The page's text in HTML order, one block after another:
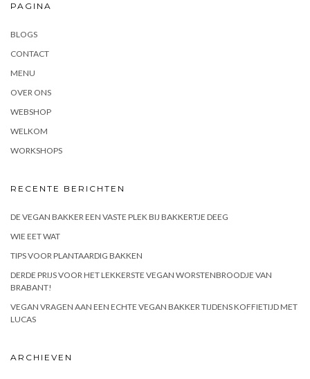
PAGINA
BLOGS
CONTACT
MENU
OVER ONS
WEBSHOP
WELKOM
WORKSHOPS
RECENTE BERICHTEN
DE VEGAN BAKKER EEN VASTE PLEK BIJ BAKKERTJE DEEG
WIE EET WAT
TIPS VOOR PLANTAARDIG BAKKEN
DERDE PRIJS VOOR HET LEKKERSTE VEGAN WORSTENBROODJE VAN
BRABANT!
VEGAN VRAGEN AAN EEN ECHTE VEGAN BAKKER TIJDENS KOFFIETIJD MET
LUCAS
ARCHIEVEN